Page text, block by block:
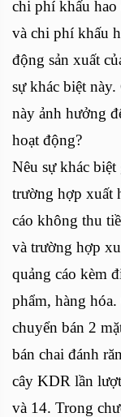
chi phí khấu
và chi phí khấu
động sản xuất
sự khác biệt
này ảnh hưởng
hoạt động?
Nêu sự khác
trường hợp xuất
cáo không thu
và trường hợp
quảng cáo kèm
phẩm, hàng
chuyển bán 2
bán chai đánh
cây KDR lần
và 14. Trong